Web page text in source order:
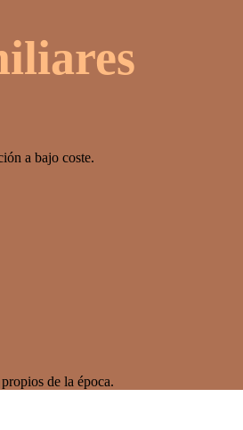
a bajo coste.
de la época.